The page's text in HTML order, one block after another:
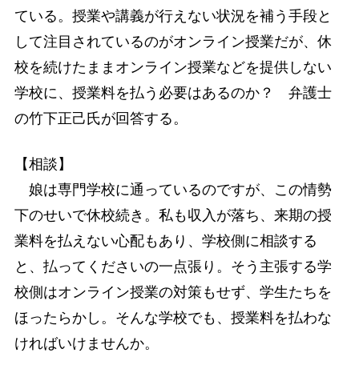
ている。授業や講義が行えない状況を補う手段と
して注目されているのがオンライン授業だが、休
校を続けたままオンライン授業などを提供しない
学校に、授業料を払う必要はあるのか？ 弁護士
の竹下正己氏が回答する。
【相談】
娘は専門学校に通っているのですが、この情勢
下のせいで休校続き。私も収入が落ち、来期の授
業料を払えない心配もあり、学校側に相談する
と、払ってくださいの一点張り。そう主張する学
校側はオンライン授業の対策もせず、学生たちを
ほったらかし。そんな学校でも、授業料を払わな
ければいけませんか。